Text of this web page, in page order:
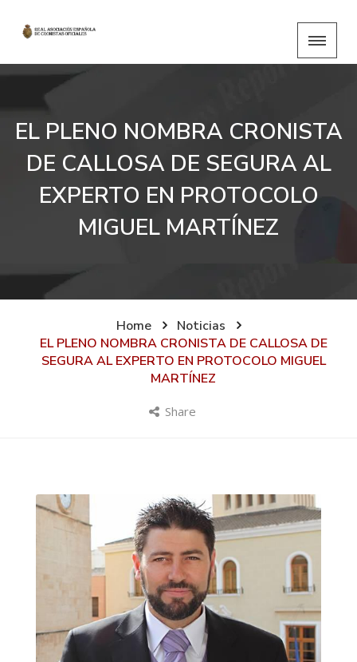
EL PLENO NOMBRA CRONISTA
DE CALLOSA DE SEGURA AL
EXPERTO EN PROTOCOLO
MIGUEL MARTÍNEZ
Home
Noticias
EL PLENO NOMBRA CRONISTA DE CALLOSA DE
SEGURA AL EXPERTO EN PROTOCOLO MIGUEL
MARTÍNEZ
Share